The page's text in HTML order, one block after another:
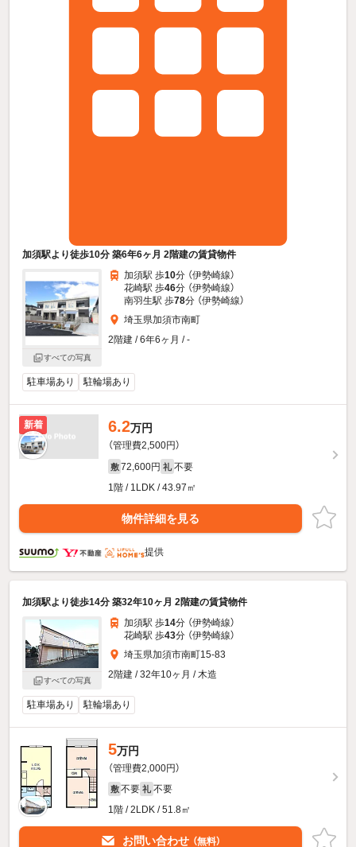
加須駅より徒歩10分 築6年6ヶ月 2階建の賃貸物件
すべての写真
加須駅 歩10分 （伊勢崎線）
花崎駅 歩46分 （伊勢崎線）
南羽生駅 歩78分 （伊勢崎線）
埼玉県加須市南町
2階建 / 6年6ヶ月 / -
駐車場あり 駐輪場あり
新着 6.2万円
（管理費2,500円）
敷 72,600円 礼 不要
1階 / 1LDK / 43.97㎡
物件詳細を見る
提供
加須駅より徒歩14分 築32年10ヶ月 2階建の賃貸物件
すべての写真
加須駅 歩14分 （伊勢崎線）
花崎駅 歩43分 （伊勢崎線）
埼玉県加須市南町15-83
2階建 / 32年10ヶ月 / 木造
駐車場あり 駐輪場あり
5万円
（管理費2,000円）
敷 不要 礼 不要
1階 / 2LDK / 51.8㎡
お問い合わせ （無料）